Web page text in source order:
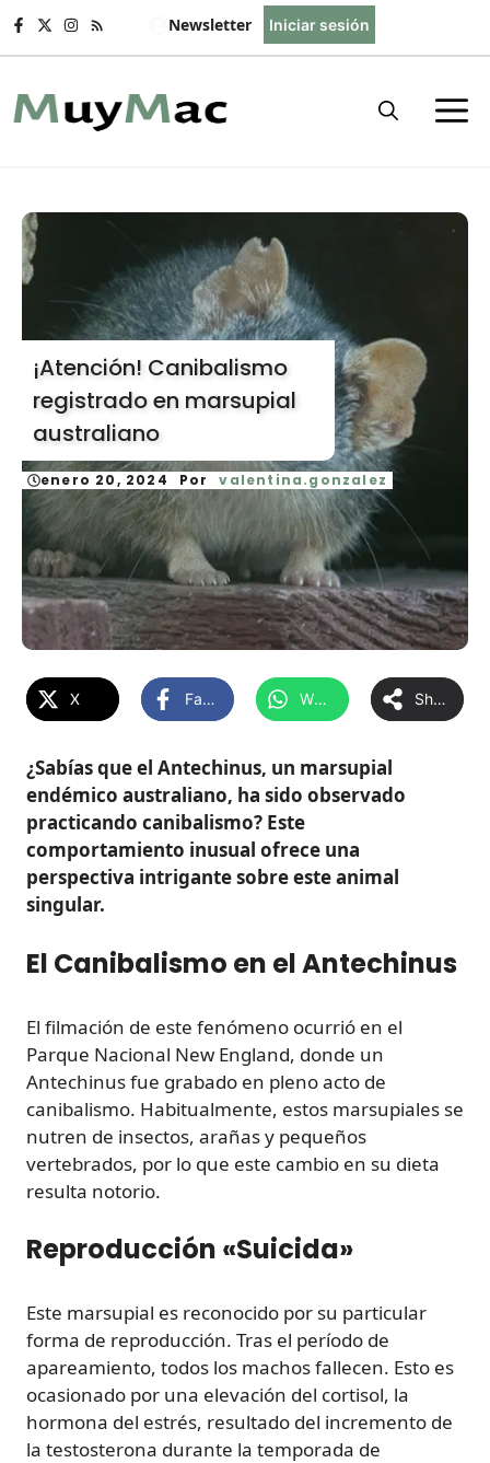
Saltar
Newsletter Iniciar sesión
¡Atención! Canibalismo
registrado en marsupial
australiano
enero 20, 2024 Por valentina.gonzalez
X Facebook WhatsApp Share
¿Sabías que el Antechinus, un marsupial
endémico australiano, ha sido observado
practicando canibalismo? Este
comportamiento inusual ofrece una
perspectiva intrigante sobre este animal
singular.
El Canibalismo en el Antechinus
El filmación de este fenómeno ocurrió en el
Parque Nacional New England, donde un
Antechinus fue grabado en pleno acto de
canibalismo. Habitualmente, estos marsupiales se
nutren de insectos, arañas y pequeños
vertebrados, por lo que este cambio en su dieta
resulta notorio.
Reproducción «Suicida»
Este marsupial es reconocido por su particular
forma de reproducción. Tras el período de
apareamiento, todos los machos fallecen. Esto es
ocasionado por una elevación del cortisol, la
hormona del estrés, resultado del incremento de
la testosterona durante la temporada de